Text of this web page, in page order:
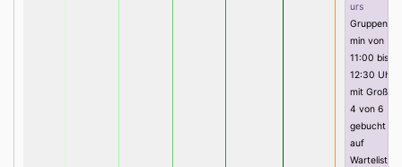
urs
Gruppenter
min von
11:00 bis
12:30 Uhr
mit Groß,
4 von 6
gebucht (0
auf
Warteliste)